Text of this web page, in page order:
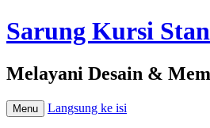
Sarung Kursi
Melayani Desain &
Menu Langsung ke isi